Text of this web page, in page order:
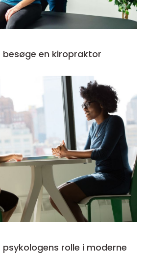
besøge en kiropraktor
rolle i moderne